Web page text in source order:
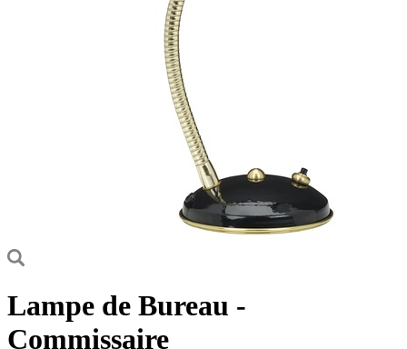
Lampe de Bureau -
Commissaire